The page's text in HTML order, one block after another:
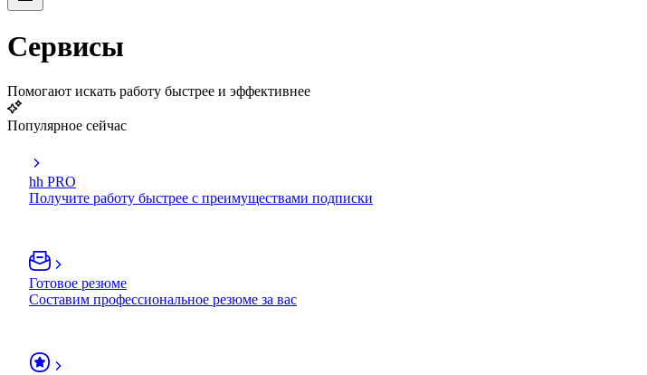
Сервисы
Помогают искать работу быстрее и эффективнее
Популярное сейчас
hh PRO
Получите работу быстрее с преимуществами подписки
Готовое резюме
Составим профессиональное резюме за вас